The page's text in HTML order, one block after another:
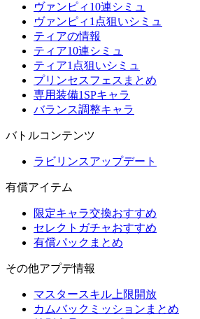
ヴァンピィ10連シミュ
ヴァンピィ1点狙いシミュ
ティアの情報
ティア10連シミュ
ティア1点狙いシミュ
プリンセスフェスまとめ
専用装備1SPキャラ
バランス調整キャラ
バトルコンテンツ
ラビリンスアップデート
有償アイテム
限定キャラ交換おすすめ
セレクトガチャおすすめ
有償パックまとめ
その他アプデ情報
マスタースキル上限開放
カムバックミッションまとめ